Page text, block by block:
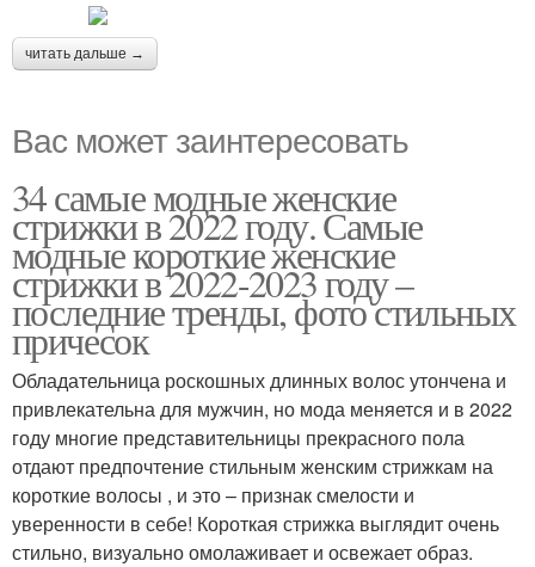
читать дальше →
Вас может заинтересовать
34 самые модные женские
стрижки в 2022 году. Самые
модные короткие женские
стрижки в 2022-2023 году –
последние тренды, фото стильных
причесок
Обладательница роскошных длинных волос утончена и
привлекательна для мужчин, но мода меняется и в 2022
году многие представительницы прекрасного пола
отдают предпочтение стильным женским стрижкам на
короткие волосы , и это – признак смелости и
уверенности в себе! Короткая стрижка выглядит очень
стильно, визуально омолаживает и освежает образ.